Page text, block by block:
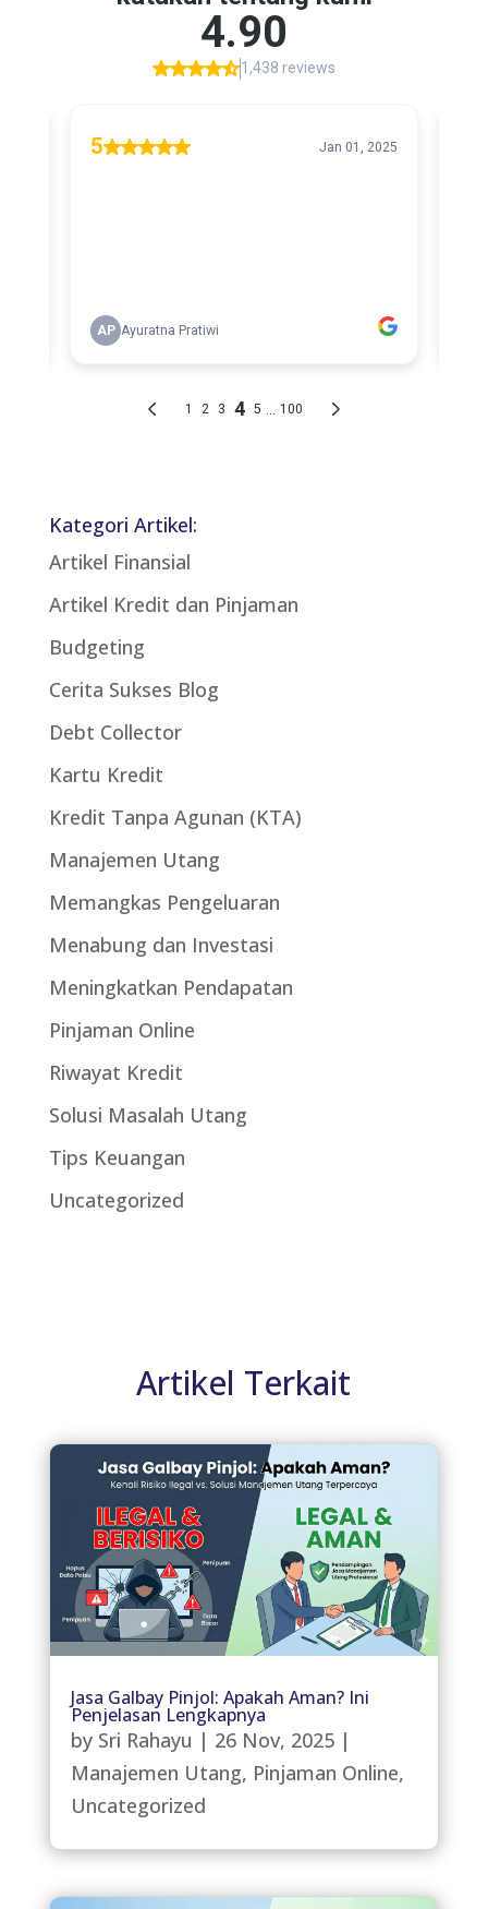
Kategori Artikel:
Artikel Finansial
Artikel Kredit dan Pinjaman
Budgeting
Cerita Sukses Blog
Debt Collector
Kartu Kredit
Kredit Tanpa Agunan (KTA)
Manajemen Utang
Memangkas Pengeluaran
Menabung dan Investasi
Meningkatkan Pendapatan
Pinjaman Online
Riwayat Kredit
Solusi Masalah Utang
Tips Keuangan
Uncategorized
Artikel Terkait
Jasa Galbay Pinjol: Apakah Aman? Ini
Penjelasan Lengkapnya
by Sri Rahayu | 26 Nov, 2025|
Manajemen Utang, Pinjaman Online,
Uncategorized